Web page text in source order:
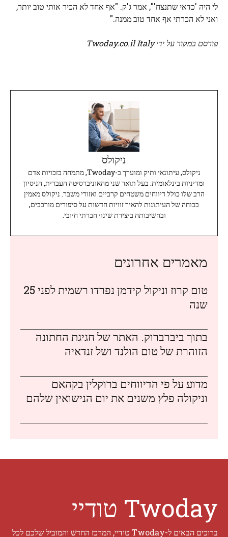
לי היה 'כדאי שתנצח'", אמר ג'ק. "אף אחד לא הכיר אותי טוב יותר,
ואני לא הכרתי אף אחד טוב ממנה."
פורסם במקור על ידי Twoday.co.il Italy
ניקולס
ניקולס, עיתונאי ותיק ומוערך ב-Twoday, מתמחה בזכויות אדם
ומדיניות בינלאומית. בעל תואר שני מהאוניברסיטה העברית, הניסיון
הרב שלו כולל דיווחים משטחים קרביים ואזורי משבר. ניקולס מאמין
בכוחה של העיתונות להאיר זוויות חדשות על סיפורים מורכבים,
ובחשיבותה ביצירת שינוי חברתי חיובי.
מאמרים אחרונים
טום קרוז וניקול קידמן נפרדו רשמית לפני 25
שנה
בתוך ביברברוק. האתר של חגיגת החתונה
הזוהרת של טום הולנד ושל זנדאיה
מדוע על פי הדיווחים ברוקלין בקהאם
וניקולה פלץ משנים את יום הנישואין שלהם
Twoday טודיי
ברוכים הבאים ל-Twoday טודיי, המרכז החדש והמוביל שלכם לכל